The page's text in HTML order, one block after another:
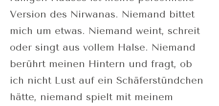
Version des Nirwanas. Niemand bittet
mich um etwas. Niemand weint, schreit
oder singt aus vollem Halse. Niemand
berührt meinen Hintern und fragt, ob
ich nicht Lust auf ein Schäferstündchen
hätte, niemand spielt mit meinem